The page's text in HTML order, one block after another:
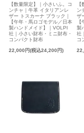
【数量限定】｜小さいふ。コ
ンチャ｜牛革 イタリアンレ
ザー トスカーナ ブラック｜
【午年・馬ロゴモデル／日本
製ハンドメイド】｜VOLPI
社｜小さい財布・ミニ財布・
コンパクト財布
22,000円(税込24,200円)
ン
ザ
製
社
コ